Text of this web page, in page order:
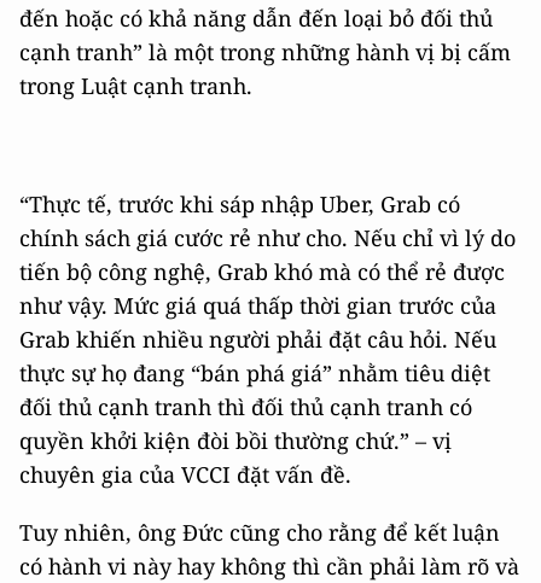
đến hoặc có khả năng dẫn đến loại bỏ đối thủ
cạnh tranh” là một trong những hành vị bị cấm
trong Luật cạnh tranh.
“Thực tế, trước khi sáp nhập Uber, Grab có
chính sách giá cước rẻ như cho. Nếu chỉ vì lý do
tiến bộ công nghệ, Grab khó mà có thể rẻ được
như vậy. Mức giá quá thấp thời gian trước của
Grab khiến nhiều người phải đặt câu hỏi. Nếu
thực sự họ đang “bán phá giá” nhằm tiêu diệt
đối thủ cạnh tranh thì đối thủ cạnh tranh có
quyền khởi kiện đòi bồi thường chứ.” – vị
chuyên gia của VCCI đặt vấn đề.
Tuy nhiên, ông Đức cũng cho rằng để kết luận
có hành vi này hay không thì cần phải làm rõ và